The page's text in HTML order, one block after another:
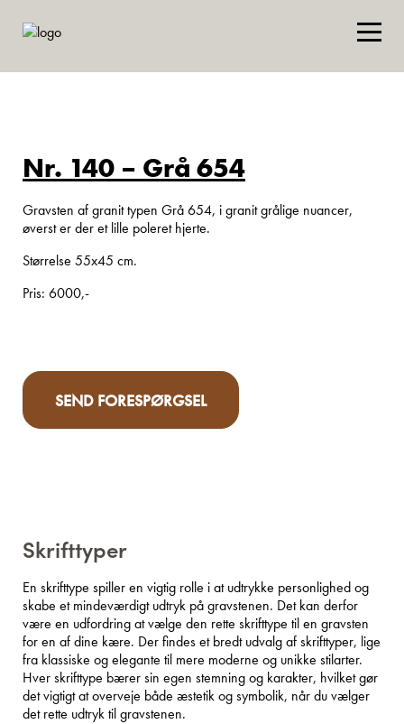
Nr. 140 – Grå 654
Gravsten af granit typen Grå 654, i granit grålige nuancer,
øverst er der et lille poleret hjerte.
Størrelse 55x45 cm.
Pris: 6000,-
SEND FORESPØRGSEL
Skrifttyper
En skrifttype spiller en vigtig rolle i at udtrykke personlighed og
skabe et mindeværdigt udtryk på gravstenen. Det kan derfor
være en udfordring at vælge den rette skrifttype til en gravsten
for en af dine kære. Der findes et bredt udvalg af skrifttyper, lige
fra klassiske og elegante til mere moderne og unikke stilarter.
Hver skrifttype bærer sin egen stemning og karakter, hvilket gør
det vigtigt at overveje både æstetik og symbolik, når du vælger
det rette udtryk til gravstenen.